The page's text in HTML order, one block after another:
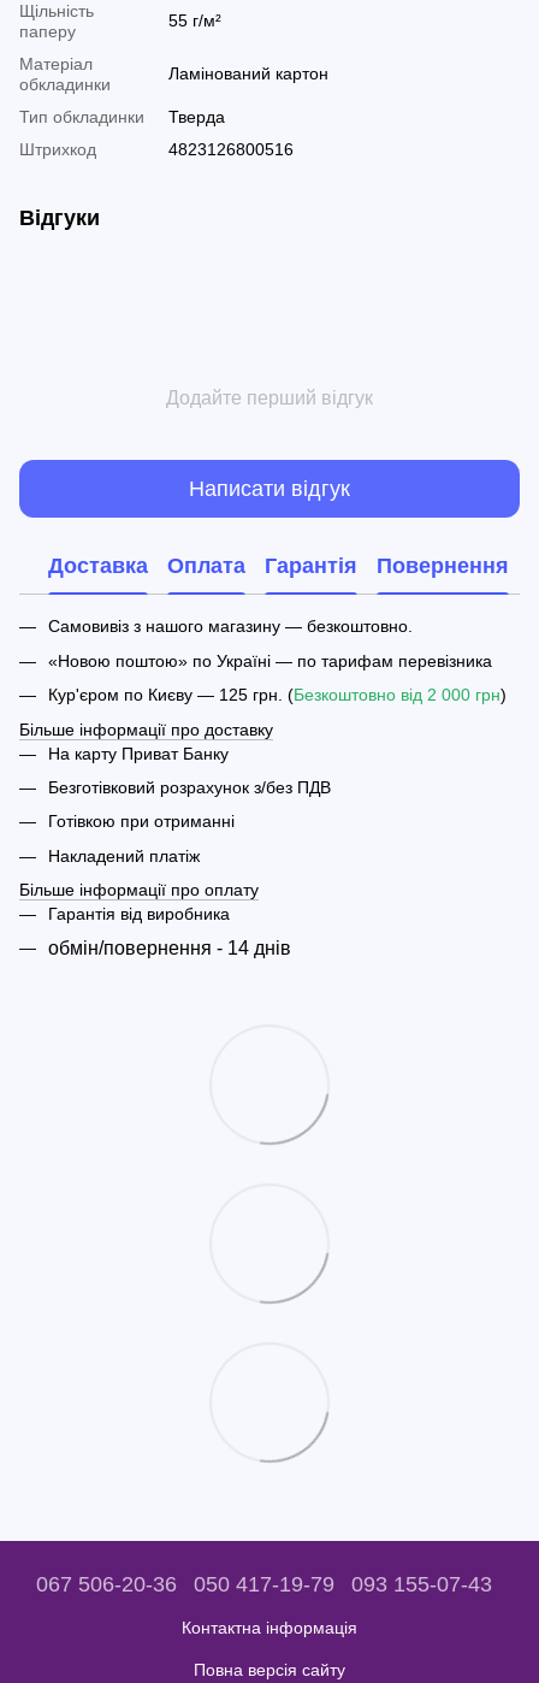
Щільність
паперу
55 г/м²
Матеріал
обкладинки
Ламінований картон
Тип обкладинки
Тверда
Штрихкод
4823126800516
Відгуки
Додайте перший відгук
Написати відгук
Доставка Оплата Гарантія Повернення
Самовивіз з нашого магазину — безкоштовно.
«Новою поштою» по Україні — по тарифам перевізника
Кур'єром по Києву — 125 грн. (Безкоштовно від 2 000 грн)
Більше інформації про доставку
На карту Приват Банку
Безготівковий розрахунок з/без ПДВ
Готівкою при отриманні
Накладений платіж
Більше інформації про оплату
Гарантія від виробника
обмін/повернення - 14 днів
067 506-20-36 050 417-19-79 093 155-07-43
Контактна інформація
Повна версія сайту